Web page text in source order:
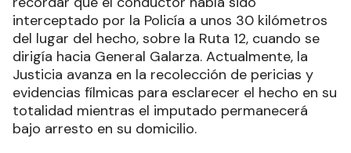
interceptado por la Policía a unos 30 kilómetros
del lugar del hecho, sobre la Ruta 12, cuando se
dirigía hacia General Galarza. Actualmente, la
Justicia avanza en la recolección de pericias y
evidencias fílmicas para esclarecer el hecho en su
totalidad mientras el imputado permanecerá
bajo arresto en su domicilio.